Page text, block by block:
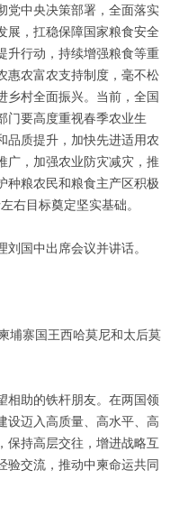
党中央决策部署，全面落实
展，扛稳保障国家粮食安全
升行动，持续增强粮食等重
惠农富农支持制度，毫不松
乡村全面振兴。当前，全国
门要高度重视春季农业生
品质提升，加快先进适用农
广，加强农业防灾减灾，推
种粮农民和粮食主产区积极
右目标奠定坚实基础。
国中出席会议并讲话。
埔寨国王西哈莫尼和太后莫
相助的铁杆朋友。在两国领
设迈入高质量、高水平、高
保持高层交往，增进战略互
验交流，推动中柬命运共同